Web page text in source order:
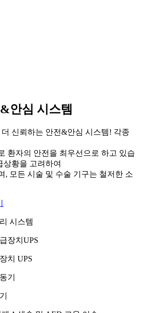
안심 시스템
신뢰하는 안전&안심 시스템! 각종
환자의 안전을 최우선으로 하고 있습
상황을 고려하여
, 모든 시술 및 수술 기구는 철저한 소
시스템
치 UPS